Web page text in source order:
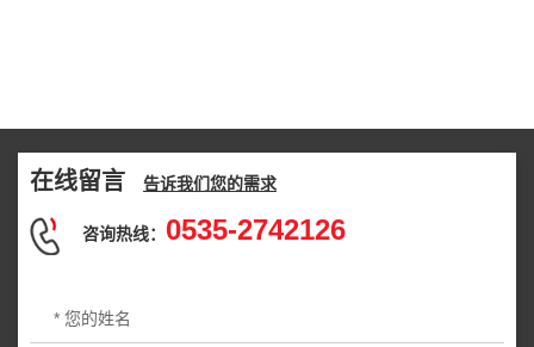
在线留言 告诉我们您的需求
咨询热线： 0535-2742126